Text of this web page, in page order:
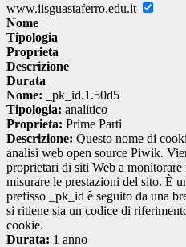
www.iisguastaferro.edu.it
Nome
Tipologia
Proprieta
Descrizione
Durata
Nome: _pk_id.1.50d5
Tipologia: analitico
Proprieta: Prime Parti
Descrizione: Questo nome di
analisi web open source Piwik.
proprietari di siti Web a
misurare le prestazioni del sito. È
prefisso _pk_id è seguito da una
si ritiene sia un codice di
cookie.
Durata: 1 anno